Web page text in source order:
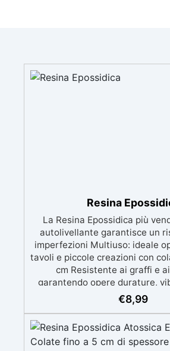
Resina
La Resina Epossidica più
autolivellante garantisce un
imperfezioni Multiuso: ideale
tavoli e piccole creazioni con
cm Resistente ai graffi e
garantendo opere durature,
ingiallimenti nel tempo
formula anti-bolle per
Certificata Atossica post
con la pelle, BPA free e
€8,99